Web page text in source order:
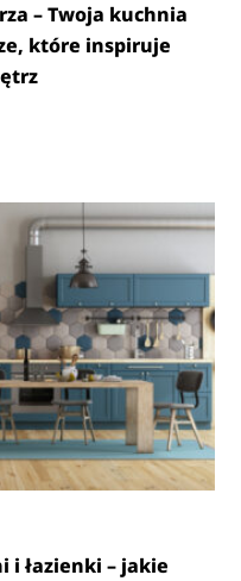
– Twoja kuchnia
które inspiruje
i łazienki – jakie